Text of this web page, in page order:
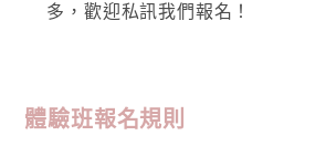
多，歡迎私訊我們報名！
體驗班報名規則